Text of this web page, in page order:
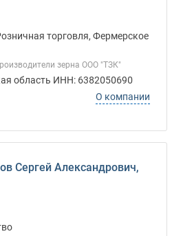
торговля, Фермерское
зерна ООО "ТЗК"
область ИНН: 6382050690
О компании
Сергей Александрович,